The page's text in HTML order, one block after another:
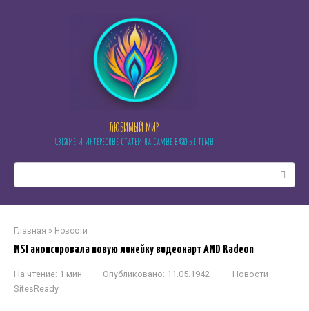
ЛЮБИМЫЙ МИР
Свежие и интересные статьи на самые важные темы
Главная » Новости
MSI анонсировала новую линейку видеокарт AMD Radeon
На чтение: 1 мин Опубликовано: 11.05.1942
Новости
SitesReady